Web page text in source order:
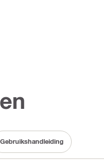
Gebruikshandleiding